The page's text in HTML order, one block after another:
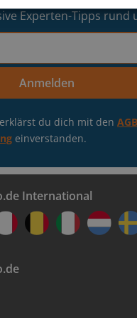
Auto-Infos
in einer Filiale in
dein Geld
in weniger als einer
Experten-Tipps rund
Adresse
Anmelden
du dich mit den AGB
einverstanden.
International